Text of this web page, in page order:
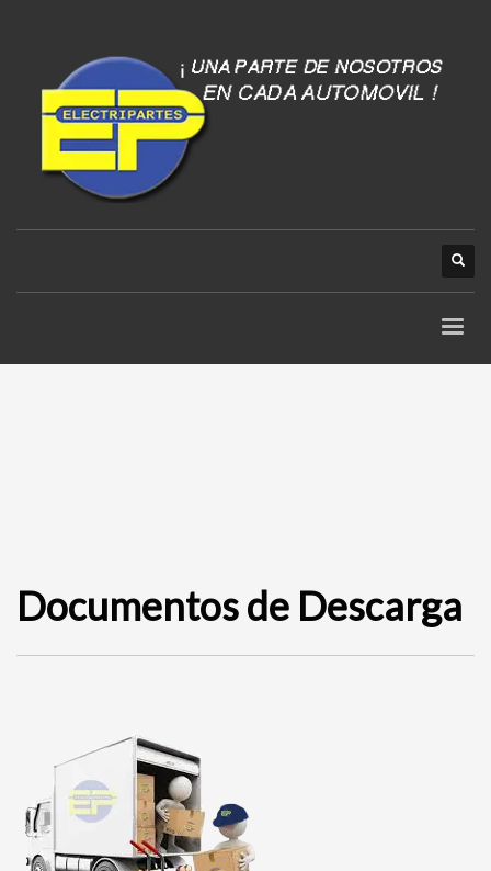
Documentos de Descarga